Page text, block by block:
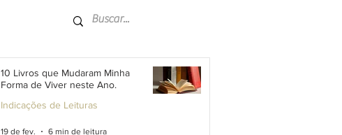
10 Livros que Mudaram Minha
Forma de Viver neste Ano.
Indicações de Leituras
19 de fev. 6 min de leitura